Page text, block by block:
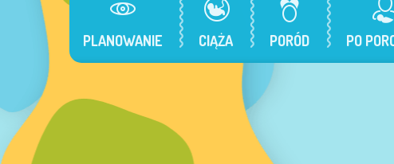
PLANOWANIE CIĄŻA PORÓD PO